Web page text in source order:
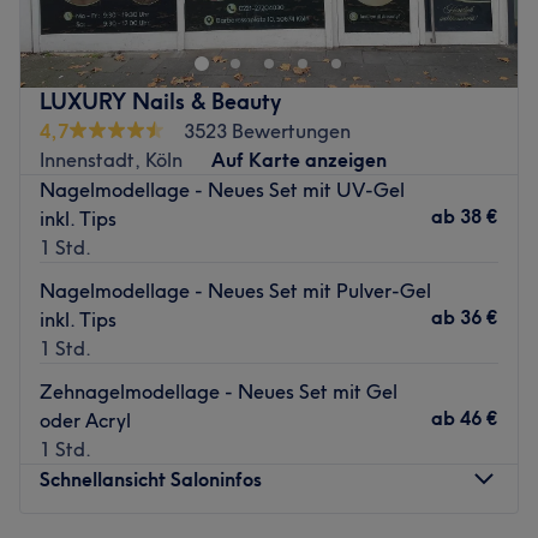
LUXURY Nails & Beauty
4,7
3523 Bewertungen
Innenstadt, Köln
Auf Karte anzeigen
Nagelmodellage - Neues Set mit UV-Gel
inkl. Tips
1 Std.
ab 38 €
Nagelmodellage - Neues Set mit Pulver-Gel
inkl. Tips
1 Std.
ab 36 €
Zehnagelmodellage - Neues Set mit Gel
oder Acryl
1 Std.
ab 46 €
Schnellansicht Saloninfos